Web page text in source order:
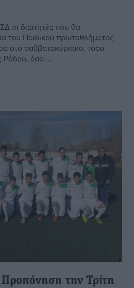
οι διαιτητές που θα
του Παιδικού πρωταθλήματος
στο σαββατοκύριακο, τόσο
Ρόδου, όσο ...
την Τρίτη